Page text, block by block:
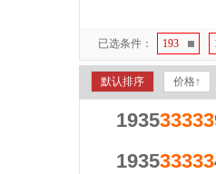
已选条件： 193
默认排序 价格↑
193533333
193533333